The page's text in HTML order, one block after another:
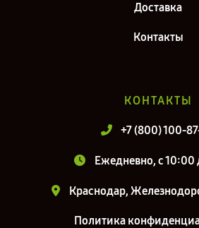
Доставка
Контакты
КОНТАКТЫ
+7 (800) 100-
Ежедневно, с 10:00
Краснодар,
Политика